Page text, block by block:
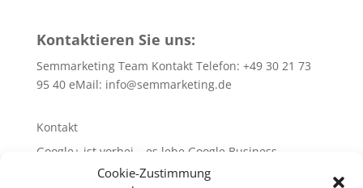
Cookie-Zustimmung
Kontaktieren Sie uns:
Semmarketing Team Kontakt Telefon: +49 30 21 73
95 40 eMail: info@semmarketing.de
Kontakt
Google+ ist vorbei – es lebe Google Business
10 SEO-TIPPS